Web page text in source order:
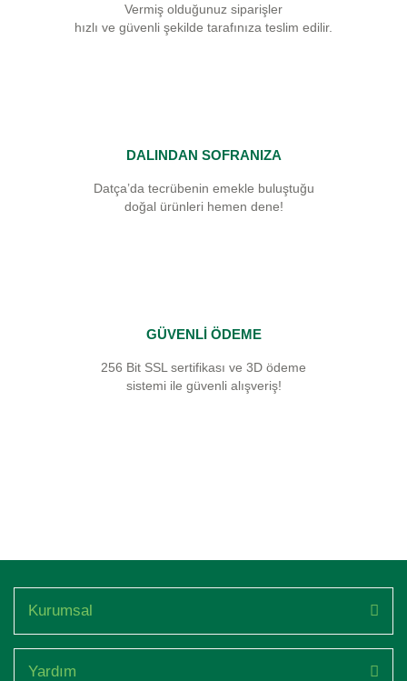
Vermiş olduğunuz siparişler
hızlı ve güvenli şekilde tarafınıza teslim edilir.
DALINDAN SOFRANIZA
Datça’da tecrübenin emekle buluştuğu
doğal ürünleri hemen dene!
GÜVENLİ ÖDEME
256 Bit SSL sertifikası ve 3D ödeme
sistemi ile güvenli alışveriş!
Kurumsal
Yardım